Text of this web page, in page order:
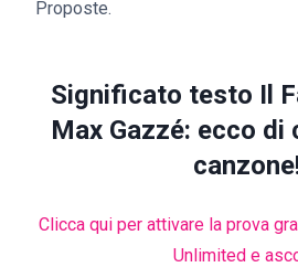
Proposte.
Significato testo Il
Max Gazzé: ecco di
Clicca qui per attivare la prova
Unlimited e